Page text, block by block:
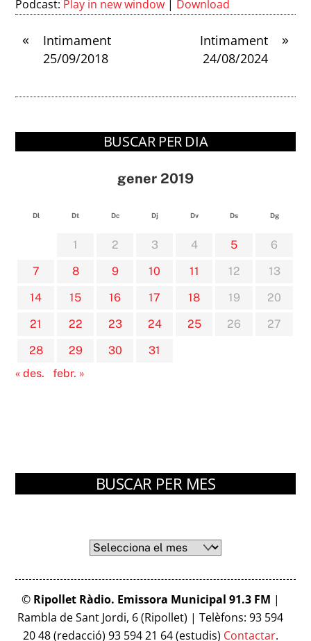
Podcast: Play in new window | Download
«
Intimament
25/09/2018
»
Intimament
24/08/2024
BUSCAR PER DIA
gener 2019
Dl Dt Dc Dj Dv Ds Dg
1 2 3 4 5
6
7
8 9 10 11 12
13
14
15 16 17 18 19
20
21
22 23 24 25 26
27
28
29 30
31
« des.
febr. »
BUSCAR PER MES
Arxius
© Ripollet Ràdio. Emissora Municipal 91.3 FM |
Rambla de Sant Jordi, 6 (Ripollet) | Telèfons: 93 594
20 48 (redacció) 93 594 21 64 (estudis) Contactar.